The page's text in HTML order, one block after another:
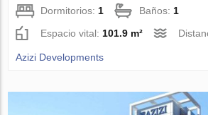
Dormitorios:1 Baños:1
Espacio vital:101.9 m²
Azizi Developments